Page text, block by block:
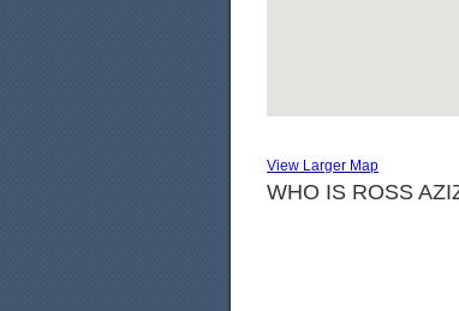
View Larger Map
WHO IS ROSS